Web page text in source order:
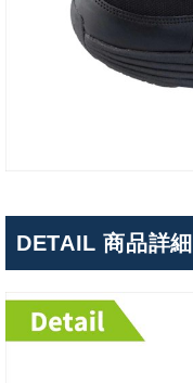
DETAIL 商品詳細